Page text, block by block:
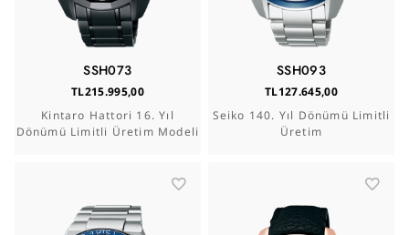
SSH073
TL215.995,00
Kintaro Hattori 16. Yıl
Dönümü Limitli Üretim Modeli
SSH093
TL127.645,00
Seiko 140. Yıl Dönümü Limitli
Üretim